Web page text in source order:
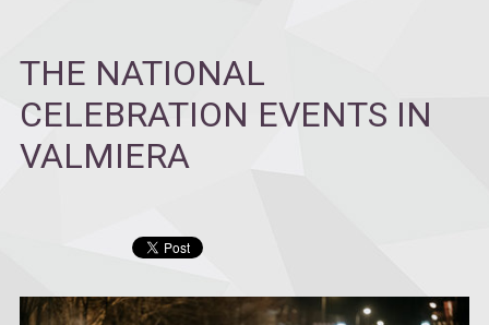
THE NATIONAL
CELEBRATION EVENTS IN
VALMIERA